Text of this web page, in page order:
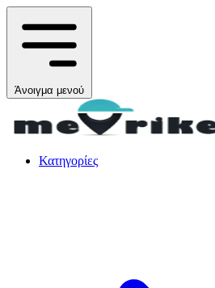
Άνοιγμα μενού
Κατηγορίες